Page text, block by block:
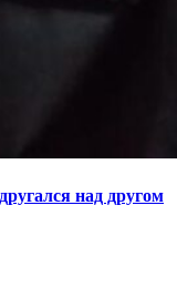
над другом